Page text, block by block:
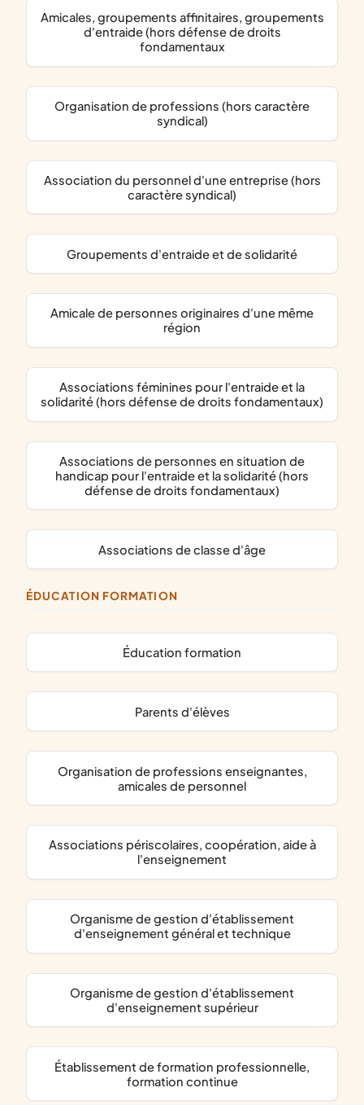
amicales, groupements affinitaires, groupements
d'entraide (hors défense de droits
fondamentaux
organisation de professions (hors caractère
syndical)
association du personnel d'une entreprise (hors
caractère syndical)
groupements d'entraide et de solidarité
amicale de personnes originaires d'une même
région
associations féminines pour l'entraide et la
solidarité (hors défense de droits fondamentaux)
associations de personnes en situation de
handicap pour l'entraide et la solidarité (hors
défense de droits fondamentaux)
associations de classe d'âge
ÉDUCATION FORMATION
éducation formation
parents d'élèves
organisation de professions enseignantes,
amicales de personnel
associations périscolaires, coopération, aide à
l'enseignement
organisme de gestion d'établissement
d'enseignement général et technique
organisme de gestion d'établissement
d'enseignement supérieur
établissement de formation professionnelle,
formation continue